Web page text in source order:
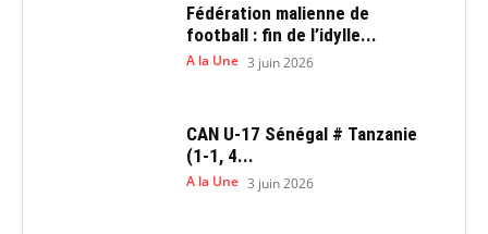
Fédération malienne de
football : fin de l’idylle...
A la Une 3 juin 2026
CAN U-17 Sénégal # Tanzanie
(1-1, 4...
A la Une 3 juin 2026